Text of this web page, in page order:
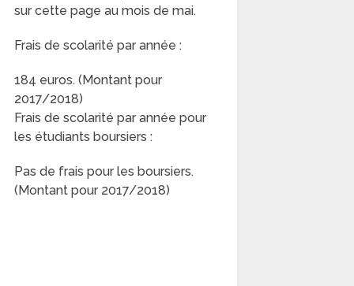
sur cette page au mois de mai.
Frais de scolarité par année :
184 euros. (Montant pour
2017/2018)
Frais de scolarité par année pour
les étudiants boursiers :
Pas de frais pour les boursiers.
(Montant pour 2017/2018)